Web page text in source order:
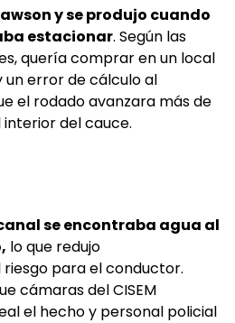
y se produjo cuando
estacionar. Según las
quería comprar en un local
un error de cálculo al
el rodado avanzara más de
del cauce.
se encontraba agua al
lo que redujo
para el conductor.
cámaras del CISEM
el hecho y personal policial